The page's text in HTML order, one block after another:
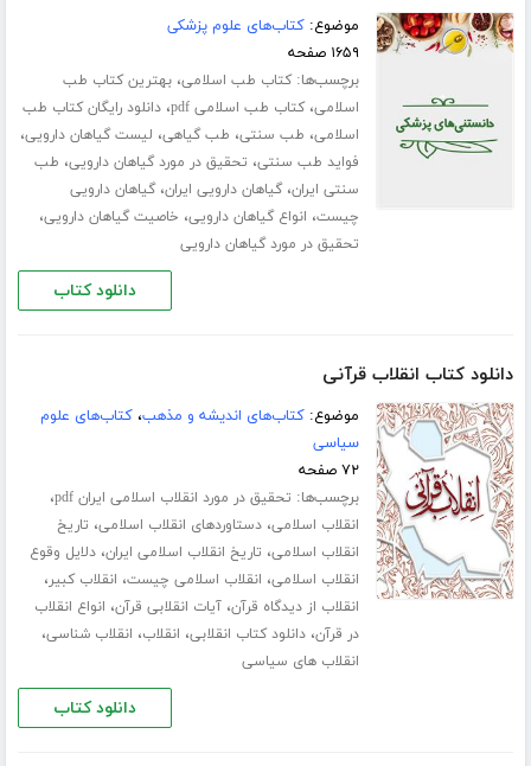
موضوع:کتاب‌های علوم پزشکی
۱۶۵۹ صفحه
برچسب‌ها:کتاب طب اسلامی،بهترین کتاب طب
اسلامی،کتاب طب اسلامی pdf ،دانلود رایگان کتاب طب
اسلامی، طب سنتی، طب گیاهی، لیست گیاهان دارویی،
فواید طب سنتی، تحقیق در مورد گیاهان دارویی، طب
سنتی ایران،گیاهان دارویی ایران،گیاهان دارویی
چیست، انواع گیاهان دارویی، خاصیت گیاهان دارویی،
تحقیق در مورد گیاهان دارویی
دانلود کتاب
دانلود کتاب انقلاب قرآنی
موضوع:کتاب‌های اندیشه و مذهب،کتاب‌های علوم
سیاسی
۷۲ صفحه
برچسب‌ها: تحقیق در مورد انقلاب اسلامی ایران pdf ،
انقلاب اسلامی،دستاوردهای انقلاب اسلامی، تاریخ
انقلاب اسلامی، تاریخ انقلاب اسلامی ایران،دلایل وقوع
انقلاب اسلامی، انقلاب اسلامی چیست، انقلاب کبیر،
انقلاب از دیدگاه قرآن،آیات انقلابی قرآن، انواع انقلاب
در قرآن،دانلود کتاب انقلابی، انقلاب، انقلاب شناسی،
انقلاب های سیاسی
دانلود کتاب